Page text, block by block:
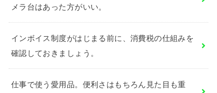
メラ台はあった方がいい。
インボイス制度がはじまる前に、消費税の仕組みを
確認しておきましょう。
仕事で使う愛用品。便利さはもちろん見た目も重